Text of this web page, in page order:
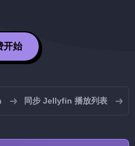
开始
同步 Jellyfin 播放列表